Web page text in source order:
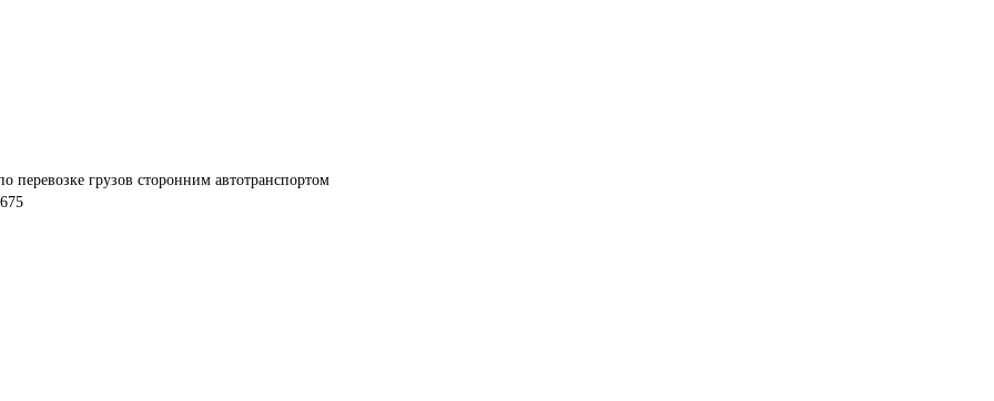
перевозке грузов сторонним автотранспортом